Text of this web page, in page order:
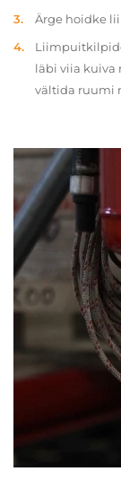
Ärge hoidke
läbi viia kuiva
vältida ruumi